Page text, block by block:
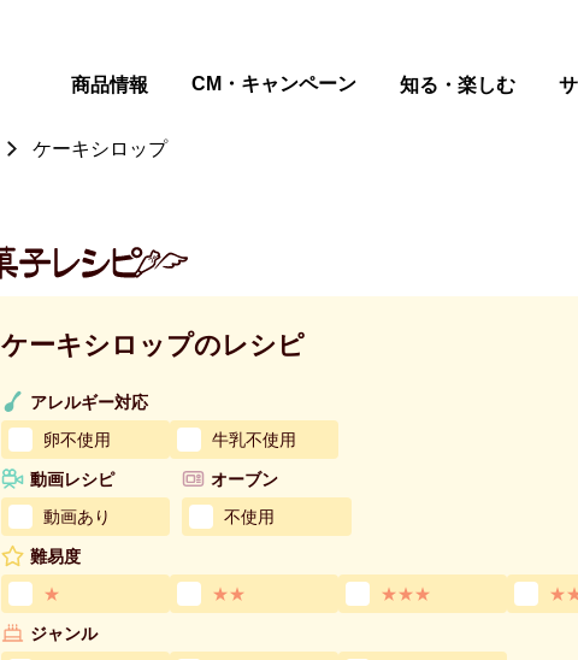
商品情報 CM・キャンペーン 知る・楽しむ
ケーキシロップ
ケーキシロップのレシピ
アレルギー対応
卵不使用
牛乳不使用
動画レシピ
動画あり
オーブン
不使用
難易度
★
★★ ★★★
ジャンル